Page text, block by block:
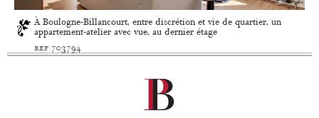
À Boulogne-Billancourt, entre discrétion et vie de quartier, un
appartement-atelier avec vue, au dernier étage
ref 703794